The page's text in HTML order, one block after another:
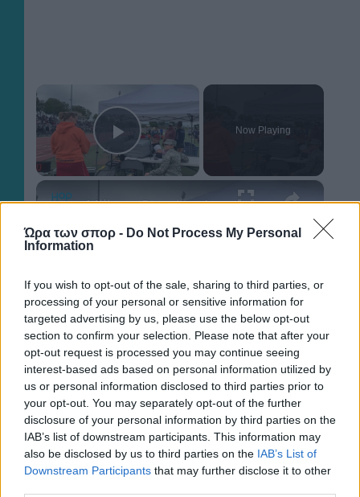
Ώρα των σπορ - Do Not Process My Personal
Information
If you wish to opt-out of the sale, sharing to third parties, or
processing of your personal or sensitive information for
targeted advertising by us, please use the below opt-out
section to confirm your selection. Please note that after your
opt-out request is processed you may continue seeing
interest-based ads based on personal information utilized by
us or personal information disclosed to third parties prior to
your opt-out. You may separately opt-out of the further
disclosure of your personal information by third parties on the
IAB’s list of downstream participants. This information may
also be disclosed by us to third parties on the IAB’s List of
Downstream Participants that may further disclose it to other
Play Video
Now Playing
×
Play
Video
Military Reunion At Relay Race Finish Line | Happily TV
Watch on
Military Reunion At Relay Race Finish Line |
Happily TV
ΠΕΡΙΣΣΟΤΕΡΑ ΑΡΘΡΑ